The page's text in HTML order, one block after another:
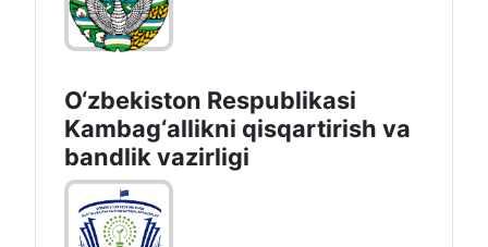
O‘zbekiston Respublikasi
Kambag‘allikni qisqartirish va
bandlik vazirligi